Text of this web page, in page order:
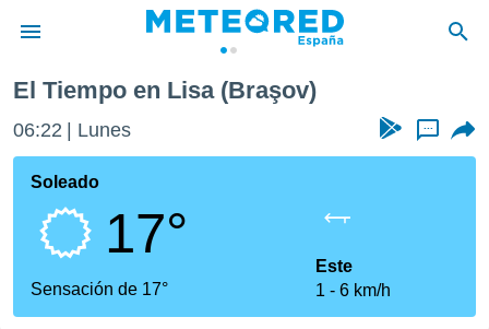
de
por
que se
calidad.
a este
las
El Tiempo en Lisa (Braşov)
06:22 Lunes ...
Soleado
17°
Sensación de 17°
Este
1
6 km/h